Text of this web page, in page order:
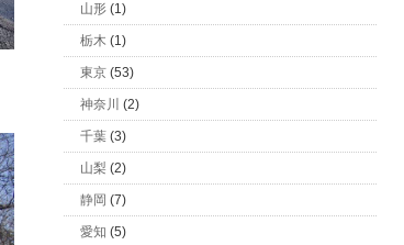
山形 (1)
栃木 (1)
東京 (53)
神奈川 (2)
千葉 (3)
山梨 (2)
静岡 (7)
愛知 (5)